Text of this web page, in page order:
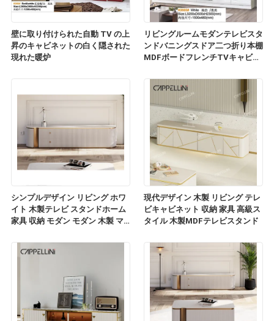
壁に取り付けられた自動 TV の上
昇のキャビネットの白く隠された
現れた暖炉
リビングルームモダンテレビスタ
ンドバニングスドア二つ折り本棚
MDFボードフレンチTVキャビネ
シンプルデザイン リビング ホワ
イト 木製テレビ スタンドホーム
家具 収納 モダン モダン 木製 マ
ャビネット
現代デザイン 木製 リビング テレ
ビキャビネット 収納 家具 高級ス
タイル 木製MDFテレビスタンド